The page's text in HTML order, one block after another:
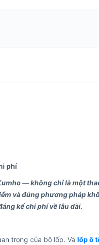
phí
— không chỉ là một
và đúng phương pháp
kể chi phí về lâu dài.
trọng của bộ lốp. Và lốp ô